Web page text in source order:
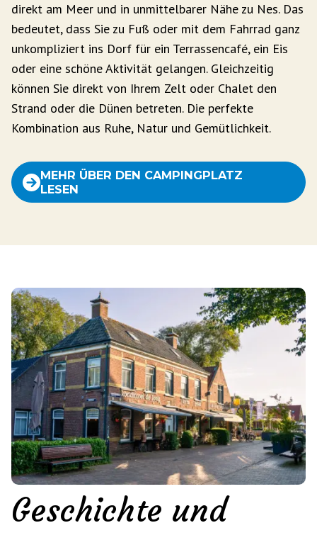
direkt am Meer und in unmittelbarer Nähe zu Nes. Das
bedeutet, dass Sie zu Fuß oder mit dem Fahrrad ganz
unkompliziert ins Dorf für ein Terrassencafé, ein Eis
oder eine schöne Aktivität gelangen. Gleichzeitig
können Sie direkt von Ihrem Zelt oder Chalet den
Strand oder die Dünen betreten. Die perfekte
Kombination aus Ruhe, Natur und Gemütlichkeit.
MEHR ÜBER DEN CAMPINGPLATZ
LESEN
Geschichte und